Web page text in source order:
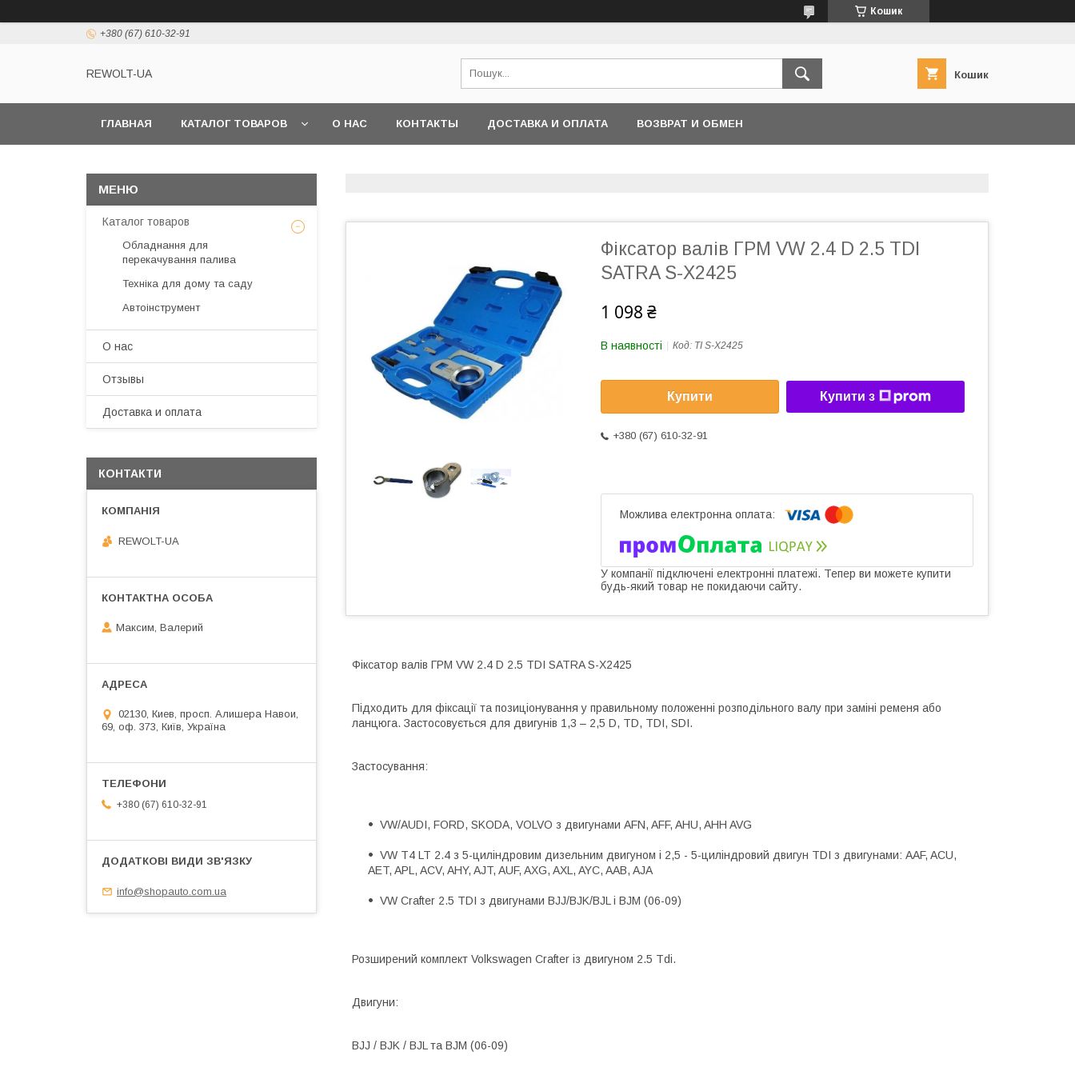
Кошик
+380 (67) 610-32-91
REWOLT-UA Кошик
ГЛАВНАЯ КАТАЛОГ ТОВАРОВ О НАС КОНТАКТЫ ДОСТАВКА И ОПЛАТА ВОЗВРАТ И ОБМЕН
Фіксатор валів ГРМ VW 2.4 D 2.5 TDI
SATRA S-X2425
1 098 ₴
В наявності Код: TI S-X2425
Купити Купити з
+380 (67) 610-32-91
У компанії підключені електронні платежі. Тепер ви можете купити
будь-який товар не покидаючи сайту.
Фіксатор валів ГРМ VW 2.4 D 2.5 TDI SATRA S-X2425
Підходить для фіксації та позиціонування у правильному положенні розподільного валу при заміні ременя або
ланцюга. Застосовується для двигунів 1,3 – 2,5 D, TD, TDI, SDI.
Застосування:
VW/AUDI, FORD, SKODA, VOLVO з двигунами AFN, AFF, AHU, AHH AVG
VW T4 LT 2.4 з 5-циліндровим дизельним двигуном і 2,5 - 5-циліндровий двигун TDI з двигунами: AAF, ACU,
AET, APL, ACV, AHY, AJT, AUF, AXG, AXL, AYC, AAB, AJA
VW Crafter 2.5 TDI з двигунами BJJ/BJK/BJL i BJM (06-09)
Розширений комплект Volkswagen Crafter із двигуном 2.5 Tdi.
Двигуни:
BJJ / BJK / BJL та BJM (06-09)
Каталог товаров
Обладнання для
перекачування палива
Техніка для дому та саду
Автоінструмент
О нас
Отзывы
Доставка и оплата
КОНТАКТИ
REWOLT-UA
Максим, Валерий
02130, Киев, просп. Алишера Навои,
69, оф. 373, Київ, Україна
+380 (67) 610-32-91
info@shopauto.com.ua